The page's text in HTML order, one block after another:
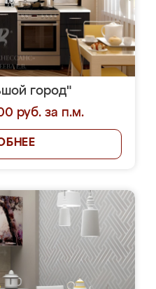
город"
руб. за п.м.